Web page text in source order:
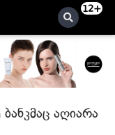
12+
აღიარა